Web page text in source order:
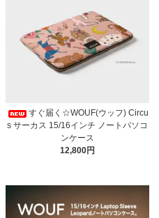
すぐ届く☆WOUF(ウッフ) Circu
s サーカス 15/16インチ ノートパソコ
ンケース
12,800円